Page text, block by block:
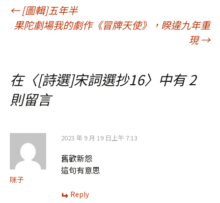
文
導
覽
←[圖輯]五年半
果陀劇場我的劇作《冒牌天使》，睽違九年重
現→
在〈[詩選]宋詞選抄16〉中有 2
則留言
咪子
2023 年 9 月 19 日上午 7:13
舊歡新怨
這句有意思
Reply